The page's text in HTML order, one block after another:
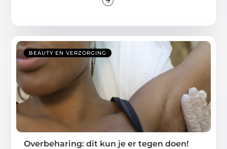
BEAUTY EN VERZORGING
Overbeharing: dit kun je er tegen doen!